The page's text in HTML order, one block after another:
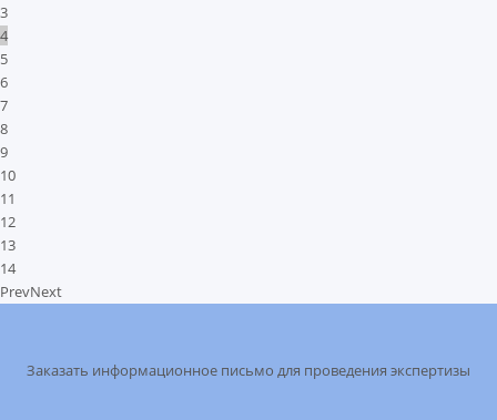
3
4
5
6
7
8
9
10
11
12
13
14
PrevNext
Заказать информационное письмо для проведения экспертизы